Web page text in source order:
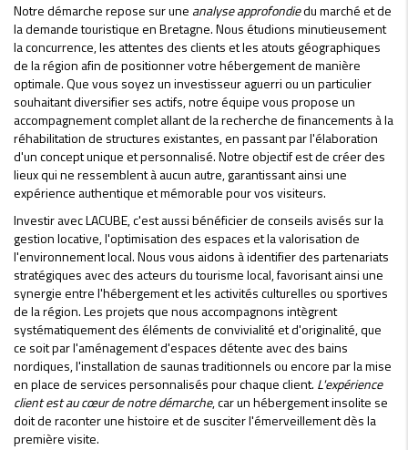
Notre démarche repose sur une analyse approfondiedu marché et de
la demande touristique en Bretagne. Nous étudions minutieusement
la concurrence, les attentes des clients et les atouts géographiques
de la région afin de positionner votre hébergement de manière
optimale. Que vous soyez un investisseur aguerri ou un particulier
souhaitant diversifier ses actifs, notre équipe vous propose un
accompagnement complet allant de la recherche de financements à la
réhabilitation de structures existantes, en passant par l'élaboration
d'un concept unique et personnalisé. Notre objectif est de créer des
lieux qui ne ressemblent à aucun autre, garantissant ainsi une
expérience authentique et mémorable pour vos visiteurs.
Investir avec LACUBE, c'est aussi bénéficier de conseils avisés sur la
gestion locative, l'optimisation des espaces et la valorisation de
l'environnement local. Nous vous aidons à identifier des partenariats
stratégiques avec des acteurs du tourisme local, favorisant ainsi une
synergie entre l'hébergement et les activités culturelles ou sportives
de la région. Les projets que nous accompagnons intègrent
systématiquement des éléments de convivialité et d'originalité, que
ce soit par l'aménagement d'espaces détente avec des bains
nordiques, l'installation de saunas traditionnels ou encore par la mise
en place de services personnalisés pour chaque client. L'expérience
client est au cœur de notre démarche, car un hébergement insolite se
doit de raconter une histoire et de susciter l'émerveillement dès la
première visite.